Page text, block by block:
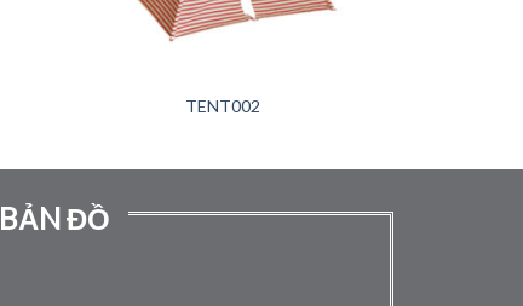
TENT002
BẢN ĐỒ